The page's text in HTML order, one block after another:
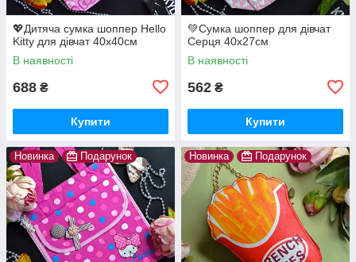
💖Дитяча сумка шоппер Hello
Kitty для дівчат 40х40см
В наявності
688 ₴
Купити
💚Сумка шоппер для дівчат
Серця 40х27см
В наявності
562 ₴
Купити
Новинка Подарунок Новинка Подарунок